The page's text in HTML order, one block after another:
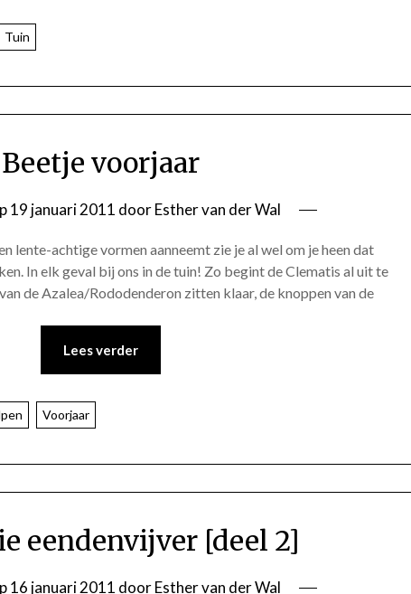
Tuin
Beetje voorjaar
19 januari 2011 doorEsther van der Wal
lente-achtige vormen aanneemt zie je al wel om je heen dat
In elk geval bij ons in de tuin! Zo begint de Clematis al uit te
de Azalea/Rododenderon zitten klaar, de knoppen van de
Lees verder
Voorjaar
eendenvijver [deel 2]
16 januari 2011 doorEsther van der Wal